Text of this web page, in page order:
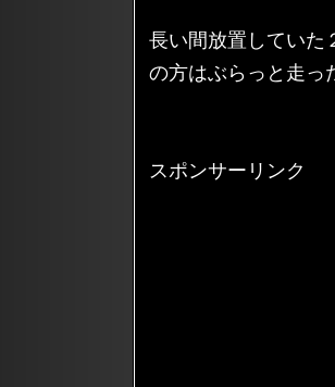
長い間放置していた
の方はぶらっと走っ
スポンサーリンク